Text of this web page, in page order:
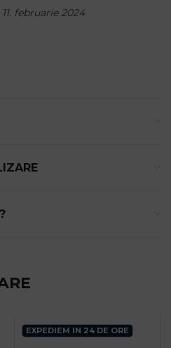
11. februarie 2024
EXPEDIEM IN 24 DE ORE